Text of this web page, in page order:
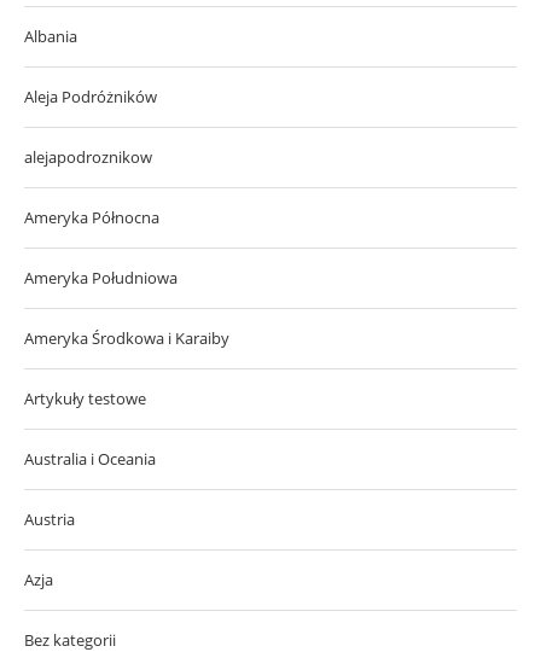
Albania
Aleja Podróżników
alejapodroznikow
Ameryka Północna
Ameryka Południowa
Ameryka Środkowa i Karaiby
Artykuły testowe
Australia i Oceania
Austria
Azja
Bez kategorii